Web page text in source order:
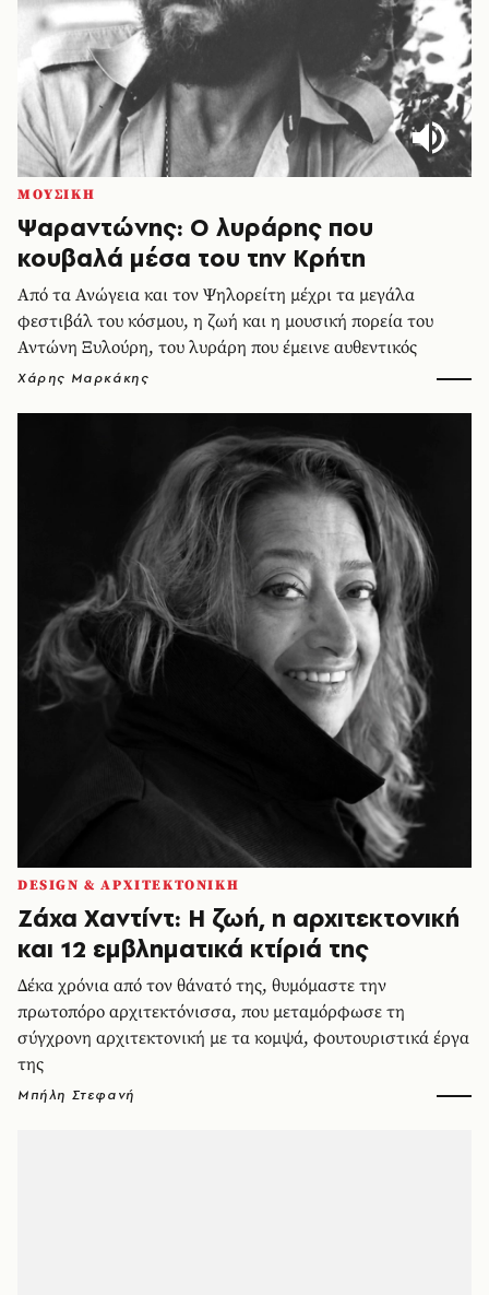
ΜΟΥΣΙΚΗ
Ψαραντώνης: Ο λυράρης που
κουβαλά μέσα του την Κρήτη
Από τα Ανώγεια και τον Ψηλορείτη μέχρι τα μεγάλα
φεστιβάλ του κόσμου, η ζωή και η μουσική πορεία του
Αντώνη Ξυλούρη, του λυράρη που έμεινε αυθεντικός
Χάρης Μαρκάκης
DESIGN & ΑΡΧΙΤΕΚΤΟΝΙΚΗ
Ζάχα Χαντίντ: Η ζωή, η αρχιτεκτονική
και 12 εμβληματικά κτίριά της
Δέκα χρόνια από τον θάνατό της, θυμόμαστε την
πρωτοπόρο αρχιτεκτόνισσα, που μεταμόρφωσε τη
σύγχρονη αρχιτεκτονική με τα κομψά, φουτουριστικά έργα
της
Μπήλη Στεφανή